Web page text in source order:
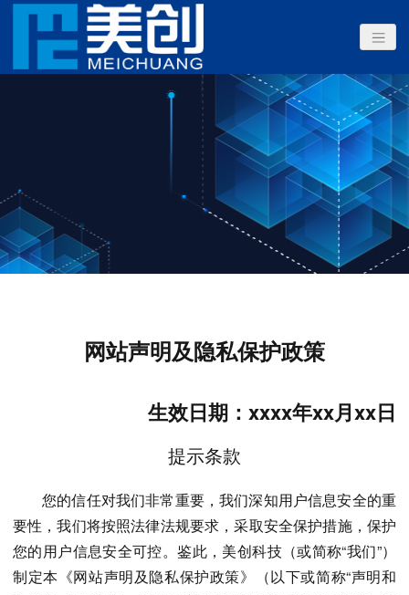
网站声明及隐私保护政策
生效日期：xxxx年xx月xx日
提示条款
您的信任对我们非常重要，我们深知用户信息安全的重
要性，我们将按照法律法规要求，采取安全保护措施，保护
您的用户信息安全可控。鉴此，美创科技（或简称“我们”）
制定本《网站声明及隐私保护政策》（以下或简称“声明和